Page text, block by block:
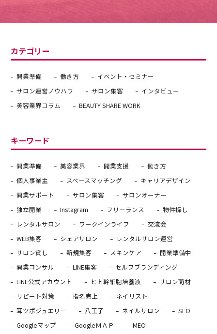
カテゴリー
開業準備 働き方
イベント・セミナー
サロン運営ノウハウ
サロン集客
インタビュー
美容業界コラム
BEAUTY SHARE WORK
キーワード
開業準備 美容業界 開業支援
働き方
個人事業主
スペースマッチング
キャリアデザイン
開業サポート
サロン集客
サロンオーナー
独立開業
Instagram フリーランス
物件探し
レンタルサロン
ワークインライフ
交流会
WEB集客
シェアサロン
レンタルサロン運営
サロン貸し
新規集客 スキンケア
開業準備中
開業コンサル
LINE集客
セルフブランディング
LINE公式アカウント
ヒト幹細胞培養液
サロン商材
リピート対策
指名売上
ネイリスト
耳ツボジュエリー
八王子 ネイルサロン
SEO
Googleマップ
GoogleＭＡＰ MEO